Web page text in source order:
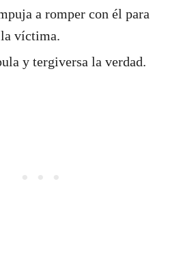
a romper con él para
la víctima.
y tergiversa la verdad.